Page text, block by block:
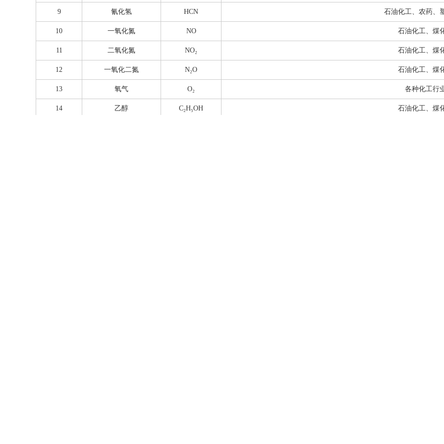
9 氰化氢 HCN 石油化工、农药、
10 一氧化氮 NO 石油化工、煤
11 二氧化氮 NO₂ 石油化工、煤
12 一氧化二氮 N₂O 石油化工、煤
13 氧气 O₂ 各种化工行
14 乙醇 C₂H₅OH 石油化工、煤